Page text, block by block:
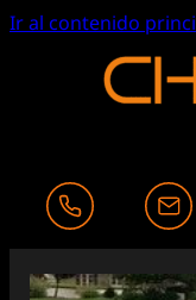
Ir al contenido